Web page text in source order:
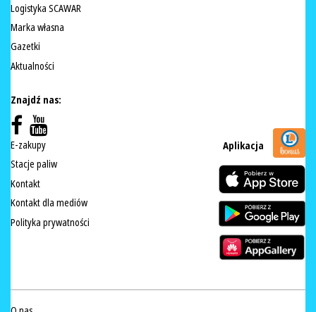
Logistyka SCAWAR
Marka własna
Gazetki
Aktualności
Znajdź nas:
E-zakupy
Stacje paliw
Kontakt
Kontakt dla mediów
Polityka prywatności
Aplikacja